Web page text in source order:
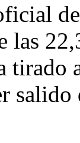
las
tirado
salido